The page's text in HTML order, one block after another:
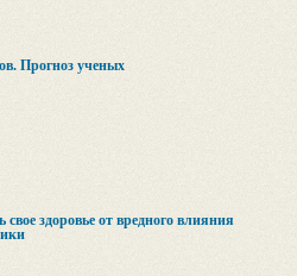
Прогноз ученых
здоровье от вредного влияния